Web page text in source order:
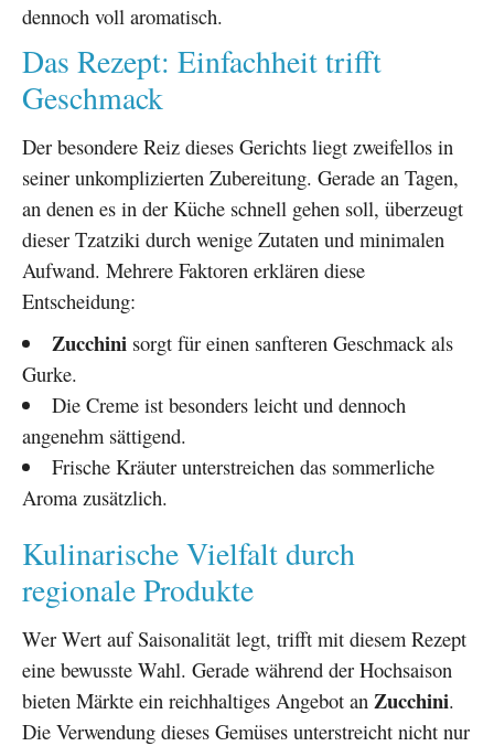
dennoch voll aromatisch.
Das Rezept: Einfachheit trifft
Geschmack
Der besondere Reiz dieses Gerichts liegt zweifellos in
seiner unkomplizierten Zubereitung. Gerade an Tagen,
an denen es in der Küche schnell gehen soll, überzeugt
dieser Tzatziki durch wenige Zutaten und minimalen
Aufwand. Mehrere Faktoren erklären diese
Entscheidung:
Zucchini sorgt für einen sanfteren Geschmack als
Gurke.
Die Creme ist besonders leicht und dennoch
angenehm sättigend.
Frische Kräuter unterstreichen das sommerliche
Aroma zusätzlich.
Kulinarische Vielfalt durch
regionale Produkte
Wer Wert auf Saisonalität legt, trifft mit diesem Rezept
eine bewusste Wahl. Gerade während der Hochsaison
bieten Märkte ein reichhaltiges Angebot an Zucchini.
Die Verwendung dieses Gemüses unterstreicht nicht nur